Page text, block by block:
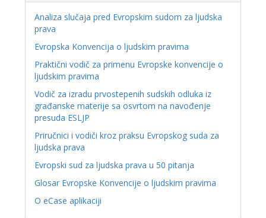
Analiza slučaja pred Evropskim sudom za ljudska
prava
Evropska Konvencija o ljudskim pravima
Praktični vodič za primenu Evropske konvencije o
ljudskim pravima
Vodič za izradu prvostepenih sudskih odluka iz
građanske materije sa osvrtom na navođenje
presuda ESLJP
Priručnici i vodiči kroz praksu Evropskog suda za
ljudska prava
Evropski sud za ljudska prava u 50 pitanja
Glosar Evropske Konvencije o ljudskim pravima
O eCase aplikaciji